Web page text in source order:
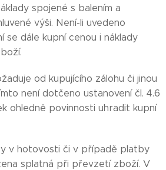
spojené s balením a
výši. Není-li uvedeno
se dále kupní cenou i náklady
od kupujícího zálohu či jinou
není dotčeno ustanovení čl. 4.6
ohledně povinnosti uhradit kupní
v hotovosti či v případě platby
splatná při převzetí zboží. V